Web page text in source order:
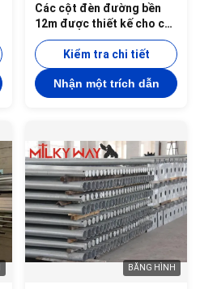
Các cột đèn đường bền
12m được thiết kế cho các
giải pháp chiếu sáng đô
thị và dân cư ngoài trời lâu
dài
Kiểm tra chi tiết
Nhận một trích dẫn
BĂNG HÌNH